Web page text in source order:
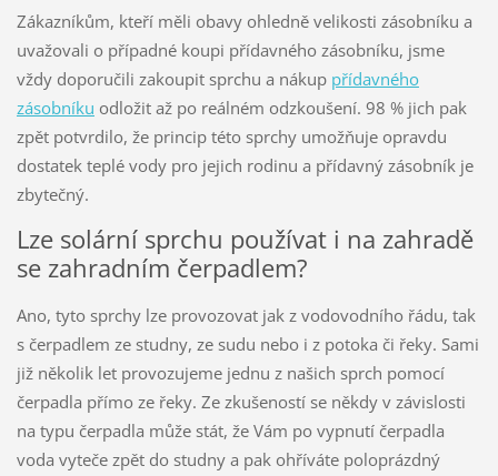
Zákazníkům, kteří měli obavy ohledně velikosti zásobníku a
uvažovali o případné koupi přídavného zásobníku, jsme
vždy doporučili zakoupit sprchu a nákup přídavného
zásobníku odložit až po reálném odzkoušení. 98 % jich pak
zpět potvrdilo, že princip této sprchy umožňuje opravdu
dostatek teplé vody pro jejich rodinu a přídavný zásobník je
zbytečný.
Lze solární sprchu používat i na zahradě
se zahradním čerpadlem?
Ano, tyto sprchy lze provozovat jak z vodovodního řádu, tak
s čerpadlem ze studny, ze sudu nebo i z potoka či řeky. Sami
již několik let provozujeme jednu z našich sprch pomocí
čerpadla přímo ze řeky. Ze zkušeností se někdy v závislosti
na typu čerpadla může stát, že Vám po vypnutí čerpadla
voda vyteče zpět do studny a pak ohříváte poloprázdný